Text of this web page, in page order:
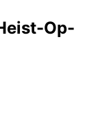
Op-